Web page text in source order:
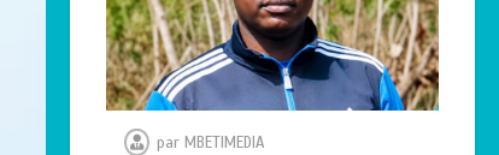
par MBETIMEDIA